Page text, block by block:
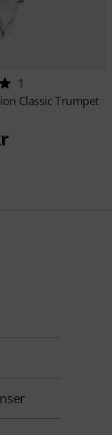
1
Classic Trumpet